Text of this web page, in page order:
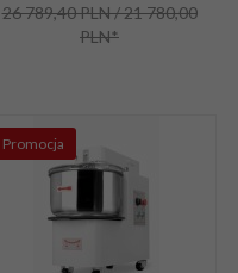
26 789,40 PLN / 21 780,00
PLN*
Promocja